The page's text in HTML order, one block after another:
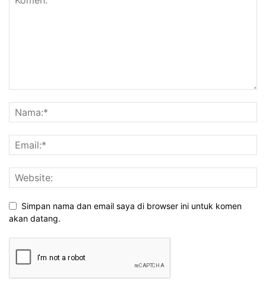
Simpan nama dan email saya di browser ini untuk komen
akan datang.